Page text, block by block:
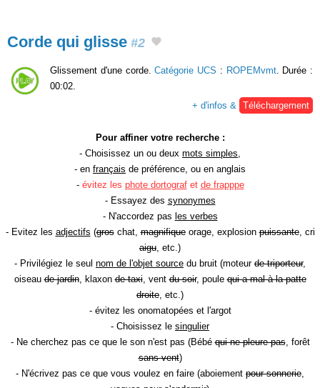
Corde qui glisse #2
Glissement d'une corde.Catégorie UCS : ROPEMvmt. Durée :
00:02.
+ d'infos & Téléchargement
Pour affiner votre recherche :
- Choisissez un ou deux mots simples,
- en français de préférence, ou en anglais
- évitez les phote dortografet de frapppe
- Essayez des synonymes
- N'accordez pas les verbes
- Evitez les adjectifs (groschat,magnifiqueorage, explosionpuissante, cri
aigu, etc.)
- Privilégiez le seul nom de l'objet source du bruit (moteur de triporteur,
oiseaude jardin, klaxonde taxi, ventdu soir, poulequi a mal à la patte
droite, etc.)
- évitez les onomatopées et l'argot
- Choisissez le singulier
- Ne cherchez pas ce que le son n'est pas (Bébéqui ne pleure pas, forêt
sans vent)
- N'écrivez pas ce que vous voulez en faire (aboiement pour sonnerie,